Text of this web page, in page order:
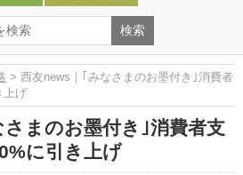
> 西友news｜｢みなさまのお墨付き｣消費者
上げ
まのお墨付き｣消費者支
に引き上げ